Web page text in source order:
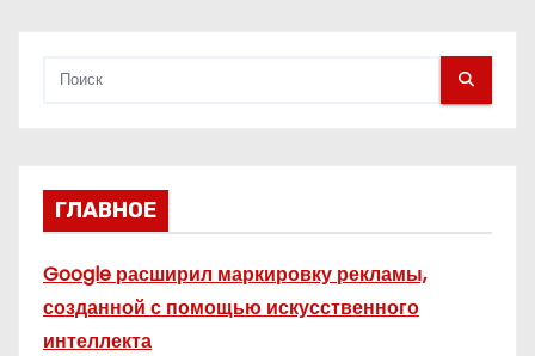
ГЛАВНОЕ
Google расширил маркировку рекламы,
созданной с помощью искусственного
интеллекта